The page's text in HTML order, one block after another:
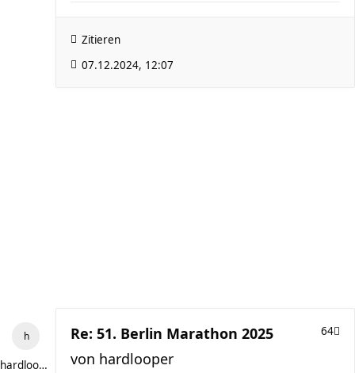
Zitieren
07.12.2024, 12:07
hardlooper
Re: 51. Berlin Marathon 2025 64
von hardlooper